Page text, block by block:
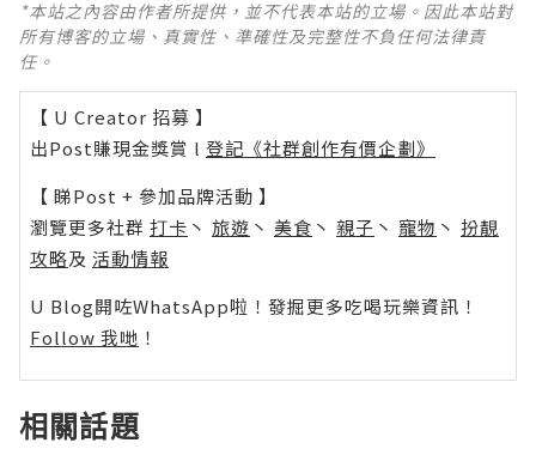
*本站之內容由作者所提供，並不代表本站的立場。因此本站對
所有博客的立場、真實性、準確性及完整性不負任何法律責
任。
【 U Creator 招募 】
出Post賺現金獎賞 l 登記《社群創作有價企劃》
【 睇Post + 參加品牌活動 】
瀏覽更多社群 打卡 丶 旅遊 丶 美食 丶 親子 丶 寵物 丶 扮靚
攻略及 活動情報
U Blog開咗WhatsApp啦！發掘更多吃喝玩樂資訊！
Follow 我哋 ！
相關話題